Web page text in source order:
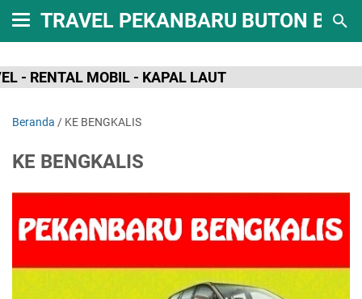
TRAVEL PEKANBARU BUTON
RENTAL MOBIL - KAPAL LAUT
Beranda / KE BENGKALIS
KE BENGKALIS